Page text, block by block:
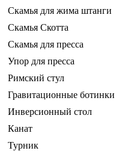
Скамья для жима штанги
Скамья Скотта
Скамья для пресса
Упор для пресса
Римский стул
Гравитационные ботинки
Инверсионный стол
Канат
Турник